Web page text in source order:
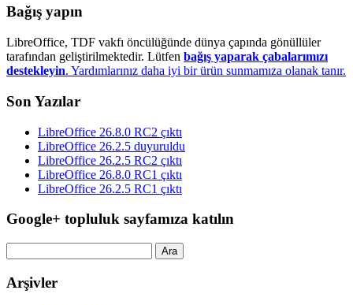
Bağış yapın
LibreOffice, TDF vakfı öncülüğünde dünya çapında gönüllüler
tarafından geliştirilmektedir. Lütfen bağış yaparak çabalarımızı
destekleyin. Yardımlarınız daha iyi bir ürün sunmamıza olanak tanır.
Son Yazılar
LibreOffice 26.8.0 RC2 çıktı
LibreOffice 26.2.5 duyuruldu
LibreOffice 26.2.5 RC2 çıktı
LibreOffice 26.8.0 RC1 çıktı
LibreOffice 26.2.5 RC1 çıktı
Google+ topluluk sayfamıza katılın
Arşivler